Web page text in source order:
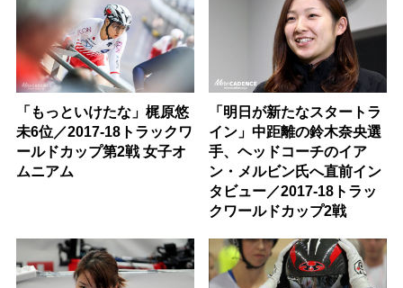
「もっといけたな」梶原悠
未6位／2017-18トラックワ
ールドカップ第2戦 女子オ
ムニアム
「明日が新たなスタートラ
イン」中距離の鈴木奈央選
手、ヘッドコーチのイア
ン・メルビン氏へ直前イン
タビュー／2017-18トラッ
クワールドカップ2戦